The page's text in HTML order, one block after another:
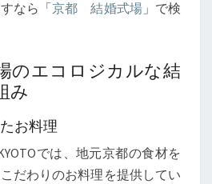
なら「京都 結婚式場」で検
のエコロジカルな結
み
お料理
では、地元京都の食材を
だわりのお料理を提供してい